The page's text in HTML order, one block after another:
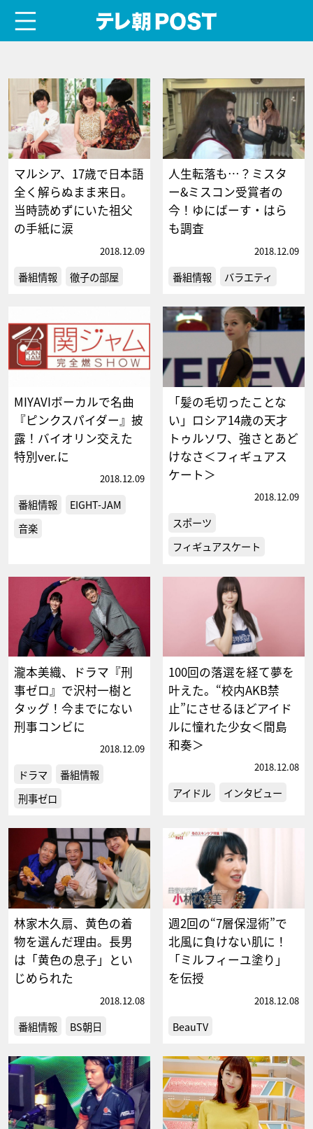
マルシア、17歳で日本語
全く解らぬまま来日。
当時読めずにいた祖父
の手紙に涙
2018.12.09
番組情報 徹子の部屋
人生転落も…？ミスタ
ー&ミスコン受賞者の
今！ゆにばーす・はら
も調査
2018.12.09
番組情報 バラエティ
MIYAVIボーカルで名曲
『ピンクスパイダー』披
露！バイオリン交えた
特別ver.に
2018.12.09
番組情報
EIGHT-JAM
音楽
「髪の毛切ったことな
い」ロシア14歳の天才
トゥルソワ、強さとあど
けなさ＜フィギュアス
ケート＞
2018.12.09
スポーツ
フィギュアスケート
瀧本美織、ドラマ『刑
事ゼロ』で沢村一樹と
タッグ！今までにない
刑事コンビに
2018.12.09
ドラマ
番組情報
刑事ゼロ
100回の落選を経て夢を
叶えた。“校内AKB禁
止”にさせるほどアイド
ルに憧れた少女＜間島
和奏＞
2018.12.08
アイドル インタビュー
林家木久扇、黄色の着
物を選んだ理由。長男
は「黄色の息子」とい
じめられた
2018.12.08
番組情報 BS朝日
週2回の“7層保湿術”で
北風に負けない肌に！
「ミルフィーユ塗り」
を伝授
2018.12.08
BeauTV